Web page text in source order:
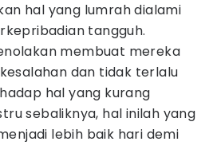
hal yang lumrah dialami
tangguh.
membuat mereka
dan tidak terlalu
hal yang kurang
sebaliknya, hal inilah yang
lebih baik hari demi